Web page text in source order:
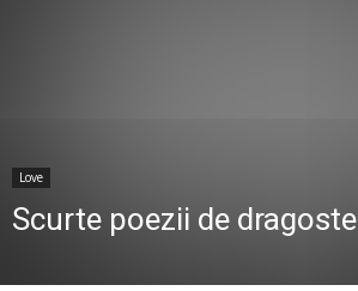
Love
Scurte poezii de dragoste